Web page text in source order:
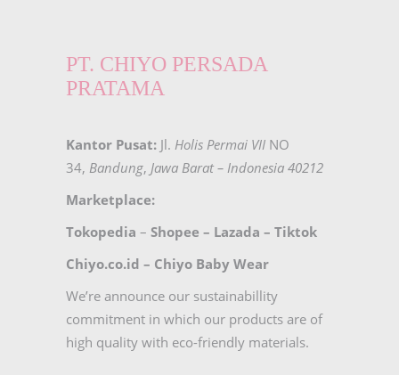
PT. CHIYO PERSADA
PRATAMA
Kantor Pusat: Jl. Holis Permai VII NO
34, Bandung, Jawa Barat – Indonesia 40212
Marketplace:
Tokopedia – Shopee – Lazada – Tiktok
Chiyo.co.id – Chiyo Baby Wear
We’re announce our sustainabillity
commitment in which our products are of
high quality with eco-friendly materials.